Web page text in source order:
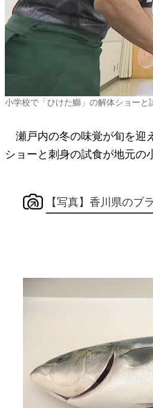
小学校で「ひけた鰤」の解体ショー
瀬戸内の冬の味覚が旬を迎
ショーと刺身の試食が地元の
【写真】香川県のブ